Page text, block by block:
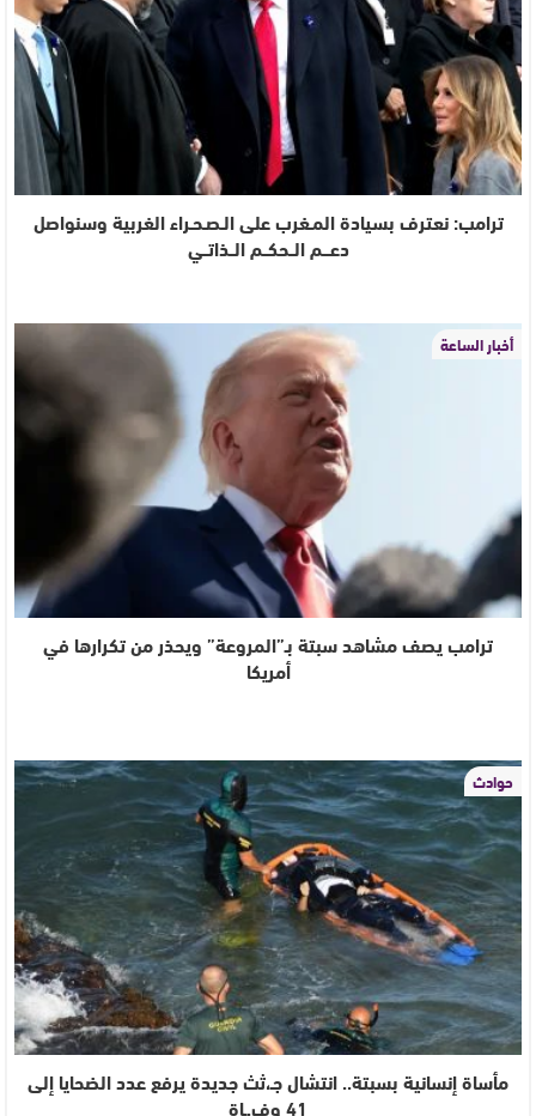
ترامب: نعترف بسيادة المـغرب على الـصـحـراء الغربية وسنواصل
دعـــم الــحكــم الــذاتــي
أخبار الساعة
ترامب يصف مشاهد سبتة بـ”المروعة” ويحذر من تكرارها في
أمريكا
حوادث
مأساة إنسانية بسبتة.. انتشال جـ،ثث جديدة يرفع عدد الضحايا إلى
41 وف.ـاة